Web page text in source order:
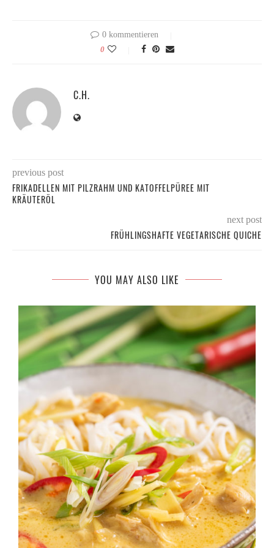
0 kommentieren
0
C.H.
previous post
FRIKADELLEN MIT PILZRAHM UND KATOFFELPÜREE MIT
KRÄUTERÖL
next post
FRÜHLINGSHAFTE VEGETARISCHE QUICHE
YOU MAY ALSO LIKE